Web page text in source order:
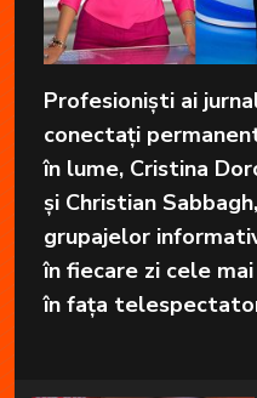
Profesioniști ai
conectați
în lume, Cristina
și Christian
grupajelor
în fiecare zi cele
în fața